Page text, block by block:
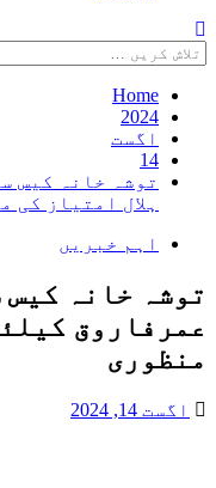
تلاش
کریں
برائے:Home
2024
اگست
14
توشہ خانہ کیس
ہلال امتیاز کی
اہم خبریں
توشہ خانہ کیس
عمرفاروق
منظوری
اگست 14, 2024